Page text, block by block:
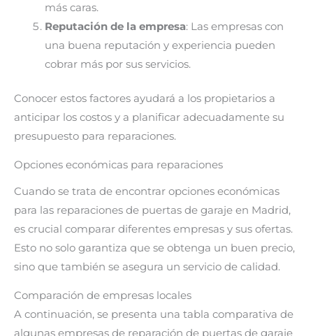
más caras.
Reputación de la empresa: Las empresas con
una buena reputación y experiencia pueden
cobrar más por sus servicios.
Conocer estos factores ayudará a los propietarios a
anticipar los costos y a planificar adecuadamente su
presupuesto para reparaciones.
Opciones económicas para reparaciones
Cuando se trata de encontrar opciones económicas
para las reparaciones de puertas de garaje en Madrid,
es crucial comparar diferentes empresas y sus ofertas.
Esto no solo garantiza que se obtenga un buen precio,
sino que también se asegura un servicio de calidad.
Comparación de empresas locales
A continuación, se presenta una tabla comparativa de
algunas empresas de reparación de puertas de garaje